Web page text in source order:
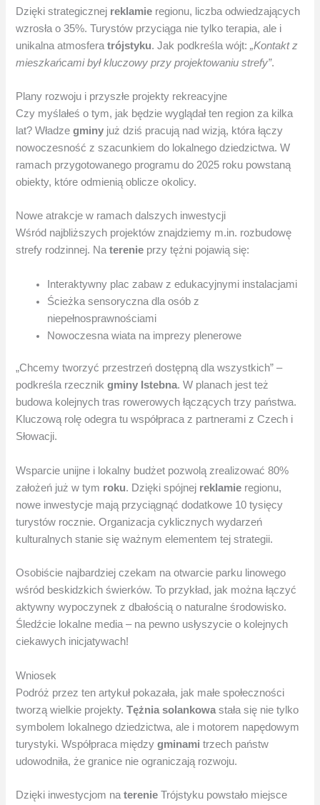
Dzięki strategicznej reklamie regionu, liczba odwiedzających
wzrosła o 35%. Turystów przyciąga nie tylko terapia, ale i
unikalna atmosferatrójstyku. Jak podkreśla wójt:„Kontakt z
mieszkańcami był kluczowy przy projektowaniu strefy”.
Plany rozwoju i przyszłe projekty rekreacyjne
Czy myślałeś o tym, jak będzie wyglądał ten region za kilka
lat? Władzegminy już dziś pracują nad wizją, która łączy
nowoczesność z szacunkiem do lokalnego dziedzictwa. W
ramach przygotowanego programu do 2025 roku powstaną
obiekty, które odmienią oblicze okolicy.
Nowe atrakcje w ramach dalszych inwestycji
Wśród najbliższych projektów znajdziemy m.in. rozbudowę
strefy rodzinnej. Naterenie przy tężni pojawią się:
Interaktywny plac zabaw z edukacyjnymi instalacjami
Ścieżka sensoryczna dla osób z
niepełnosprawnościami
Nowoczesna wiata na imprezy plenerowe
„Chcemy tworzyć przestrzeń dostępną dla wszystkich” –
podkreśla rzecznikgminy Istebna. W planach jest też
budowa kolejnych tras rowerowych łączących trzy państwa.
Kluczową rolę odegra tu współpraca z partnerami z Czech i
Słowacji.
Wsparcie unijne i lokalny budżet pozwolą zrealizować 80%
założeń już w tym roku. Dzięki spójnej reklamie regionu,
nowe inwestycje mają przyciągnąć dodatkowe 10 tysięcy
turystów rocznie. Organizacja cyklicznych wydarzeń
kulturalnych stanie się ważnym elementem tej strategii.
Osobiście najbardziej czekam na otwarcie parku linowego
wśród beskidzkich świerków. To przykład, jak można łączyć
aktywny wypoczynek z dbałością o naturalne środowisko.
Śledźcie lokalne media – na pewno usłyszycie o kolejnych
ciekawych inicjatywach!
Wniosek
Podróż przez ten artykuł pokazała, jak małe społeczności
tworzą wielkie projekty.Tężnia solankowa stała się nie tylko
symbolem lokalnego dziedzictwa, ale i motorem napędowym
turystyki. Współpraca międzygminami trzech państw
udowodniła, że granice nie ograniczają rozwoju.
Dzięki inwestycjom naterenie Trójstyku powstało miejsce